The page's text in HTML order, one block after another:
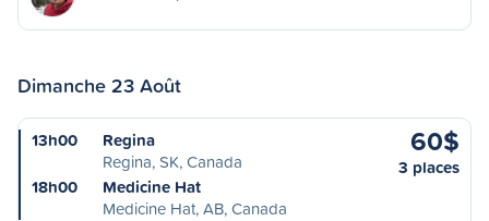
Dimanche 23 Août
13h00
Regina
Regina, SK, Canada
18h00
Medicine Hat
Medicine Hat, AB, Canada
60$
3 places